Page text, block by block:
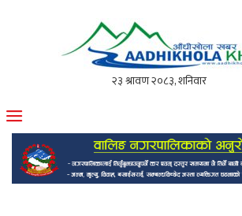
मोफसलकै लोकप्रिय अनलाइन पत्रिका